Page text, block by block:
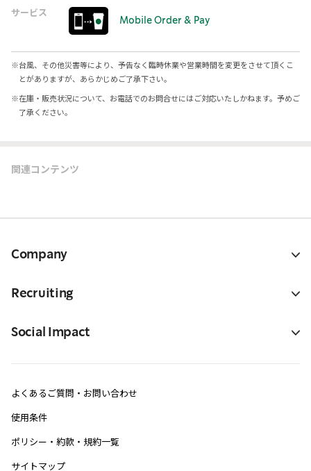
サービス
Mobile Order & Pay
※台風、その他災害等により、予告なく臨時休業や営業時間を変更をさせて頂くこ
とがありますが、あらかじめご了承下さい。
※在庫・販売状況について、お電話でのお問合せにはご対応いたしかねます。予めご
了承ください。
関連コンテンツ
Company
Recruiting
Social Impact
よくあるご質問・お問い合わせ
使用条件
ポリシー・約款・規約一覧
サイトマップ